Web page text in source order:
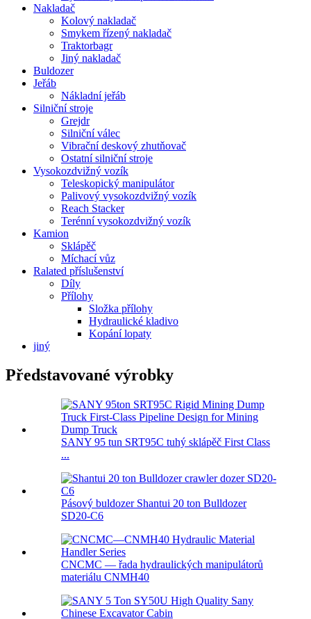
Nakladač
Kolový nakladač
Smykem řízený nakladač
Traktorbagr
Jiný nakladač
Buldozer
Jeřáb
Nákladní jeřáb
Silniční stroje
Grejdr
Silniční válec
Vibrační deskový zhutňovač
Ostatní silniční stroje
Vysokozdvižný vozík
Teleskopický manipulátor
Palivový vysokozdvižný vozík
Reach Stacker
Terénní vysokozdvižný vozík
Kamion
Sklápěč
Míchací vůz
Ralated příslušenství
Díly
Přílohy
Složka přílohy
Hydraulické kladivo
Kopání lopaty
jiný
Představované výrobky
SANY 95 tun SRT95C tuhý sklápěč First Class
...
Pásový buldozer Shantui 20 ton Bulldozer
SD20-C6
CNCMC — řada hydraulických manipulátorů
materiálu CNMH40